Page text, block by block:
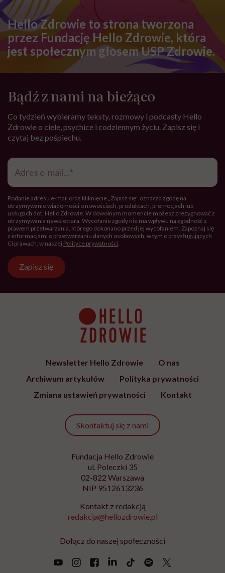
Hello Zdrowie to strona tworzona
przez Fundację Hello Zdrowie, która
jest społecznym głosem USP Zdrowie.
Bądź z nami na bieżąco
Co tydzień wybieramy teksty, rozmowy i podcasty Hello
Zdrowie o ciele, psychice i codziennym życiu. Zapisz się i
czytaj bez pośpiechu.
Adres
mail*
Podanie adresu e-mail oraz kliknięcie „Zapisz się” oznacza zgodę na
otrzymywanie wiadomości o nowościach, produktach, promocjach lub
usługach dot. Hello Zdrowie. W dowolnym momencie możesz zrezygnować z
otrzymywania newslettera. Wycofanie zgody nie ma wpływu na zgodność z
prawem przetwarzania, którego dokonano przed jej wycofaniem. Zapoznaj się
z informacjami o przetwarzaniu danych osobowych, w tym o przysługujących
Ci prawach, w naszej Polityce prywatności
Zapisz się
Newsletter Hello Zdrowie
O nas
Archiwum artykułów
Polityka prywatności
Zmiana ustawień prywatności
Kontakt
Skontaktuj się z nami
Fundacja Hello Zdrowie
ul. Poleczki 35
02-822 Warszawa
NIP 9512613236
Kontakt z redakcją
redakcja@hellozdrowie.pl
Dołącz do naszej społeczności